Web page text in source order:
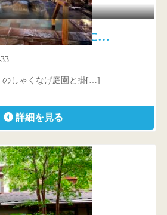
旬の素材に…
のしゃくなげ庭園と掛[…]
詳細を見る